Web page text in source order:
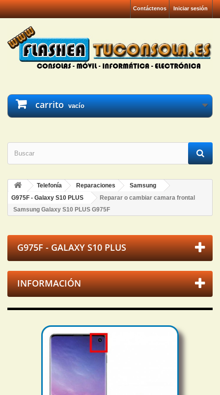
Iniciar sesión
Contáctenos
carrito vacío
Telefonía Reparaciones
Samsung
G975F - Galaxy S10 PLUS
Reparar o cambiar camara frontal
Samsung Galaxy S10 PLUS G975F
G975F - GALAXY S10 PLUS
INFORMACIÓN